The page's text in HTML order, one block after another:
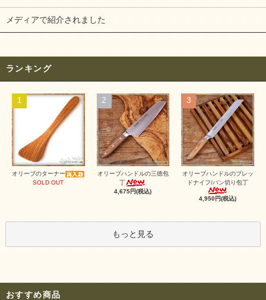
メディアで紹介されました
ランキング
1
オリーブのターナー
SOLD OUT
2
オリーブハンドルの三徳包
丁
4,675円(税込)
3
オリーブハンドルのブレッ
ドナイフ/パン切り包丁
4,950円(税込)
もっと見る
おすすめ商品